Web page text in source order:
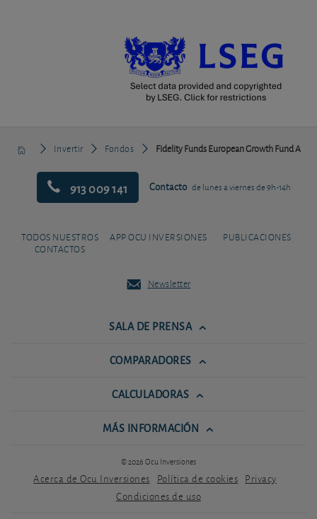
Invertir Fondos Fidelity Funds European Growth Fund A
913 009 141 Contacto de lunes a viernes de 9h-14h
TODOS NUESTROS
CONTACTOS
APP OCU INVERSIONES PUBLICACIONES
Newsletter
SALA DE PRENSA
COMPARADORES
CALCULADORAS
MÁS INFORMACIÓN
© 2026 Ocu Inversiones
Acerca de Ocu Inversiones Política de cookies Privacy
Condiciones de uso